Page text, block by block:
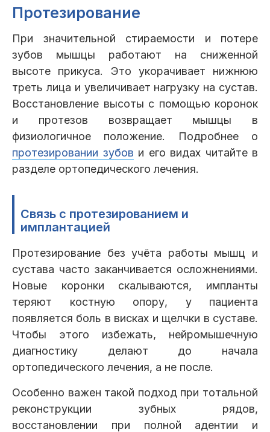
Протезирование
При значительной стираемости и потере
зубов мышцы работают на сниженной
высоте прикуса. Это укорачивает нижнюю
треть лица и увеличивает нагрузку на сустав.
Восстановление высоты с помощью коронок
и протезов возвращает мышцы в
физиологичное положение. Подробнее о
протезировании зубов и его видах читайте в
разделе ортопедического лечения.
Связь с протезированием и
имплантацией
Протезирование без учёта работы мышц и
сустава часто заканчивается осложнениями.
Новые коронки скалываются, импланты
теряют костную опору, у пациента
появляется боль в висках и щелчки в суставе.
Чтобы этого избежать, нейромышечную
диагностику делают до начала
ортопедического лечения, а не после.
Особенно важен такой подход при тотальной
реконструкции зубных рядов,
восстановлении при полной адентии и